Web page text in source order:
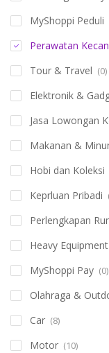
MyShoppi Peduli
Perawatan
Tour & Travel (0)
Elektronik &
Jasa Lowongan
Makanan &
Hobi dan Koleksi
Keprluan Pribadi
Perlengkapan
Heavy Equipment
MyShoppi Pay (0)
Olahraga &
Car (8)
Motor (10)